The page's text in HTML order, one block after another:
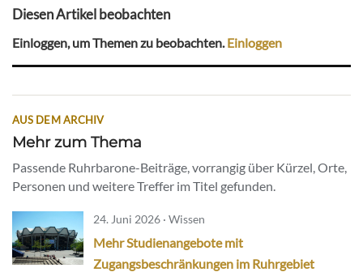
Diesen Artikel beobachten
Einloggen, um Themen zu beobachten.Einloggen
AUS DEM ARCHIV
Mehr zum Thema
Passende Ruhrbarone-Beiträge, vorrangig über Kürzel, Orte,
Personen und weitere Treffer im Titel gefunden.
24. Juni 2026 · Wissen
Mehr Studienangebote mit
Zugangsbeschränkungen im Ruhrgebiet